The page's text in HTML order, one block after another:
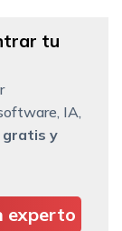
tu
IA,
gratis y
experto